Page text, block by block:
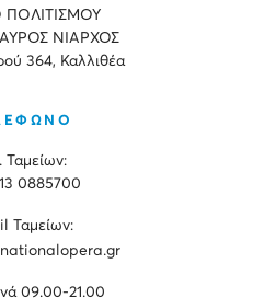
ΠΟΛΙΤΙΣΜΟΥ
ΝΙΑΡΧΟΣ
364, Καλλιθέα
Ταμείων:
0885700
Ταμείων:
09.00-21.00